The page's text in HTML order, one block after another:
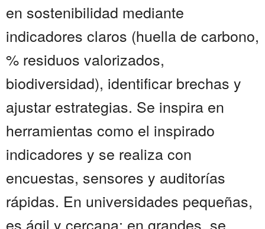
en sostenibilidad mediante
indicadores claros (huella de carbono,
% residuos valorizados,
biodiversidad), identificar brechas y
ajustar estrategias. Se inspira en
herramientas como el inspirado
indicadores y se realiza con
encuestas, sensores y auditorías
rápidas. En universidades pequeñas,
es ágil y cercana; en grandes, se